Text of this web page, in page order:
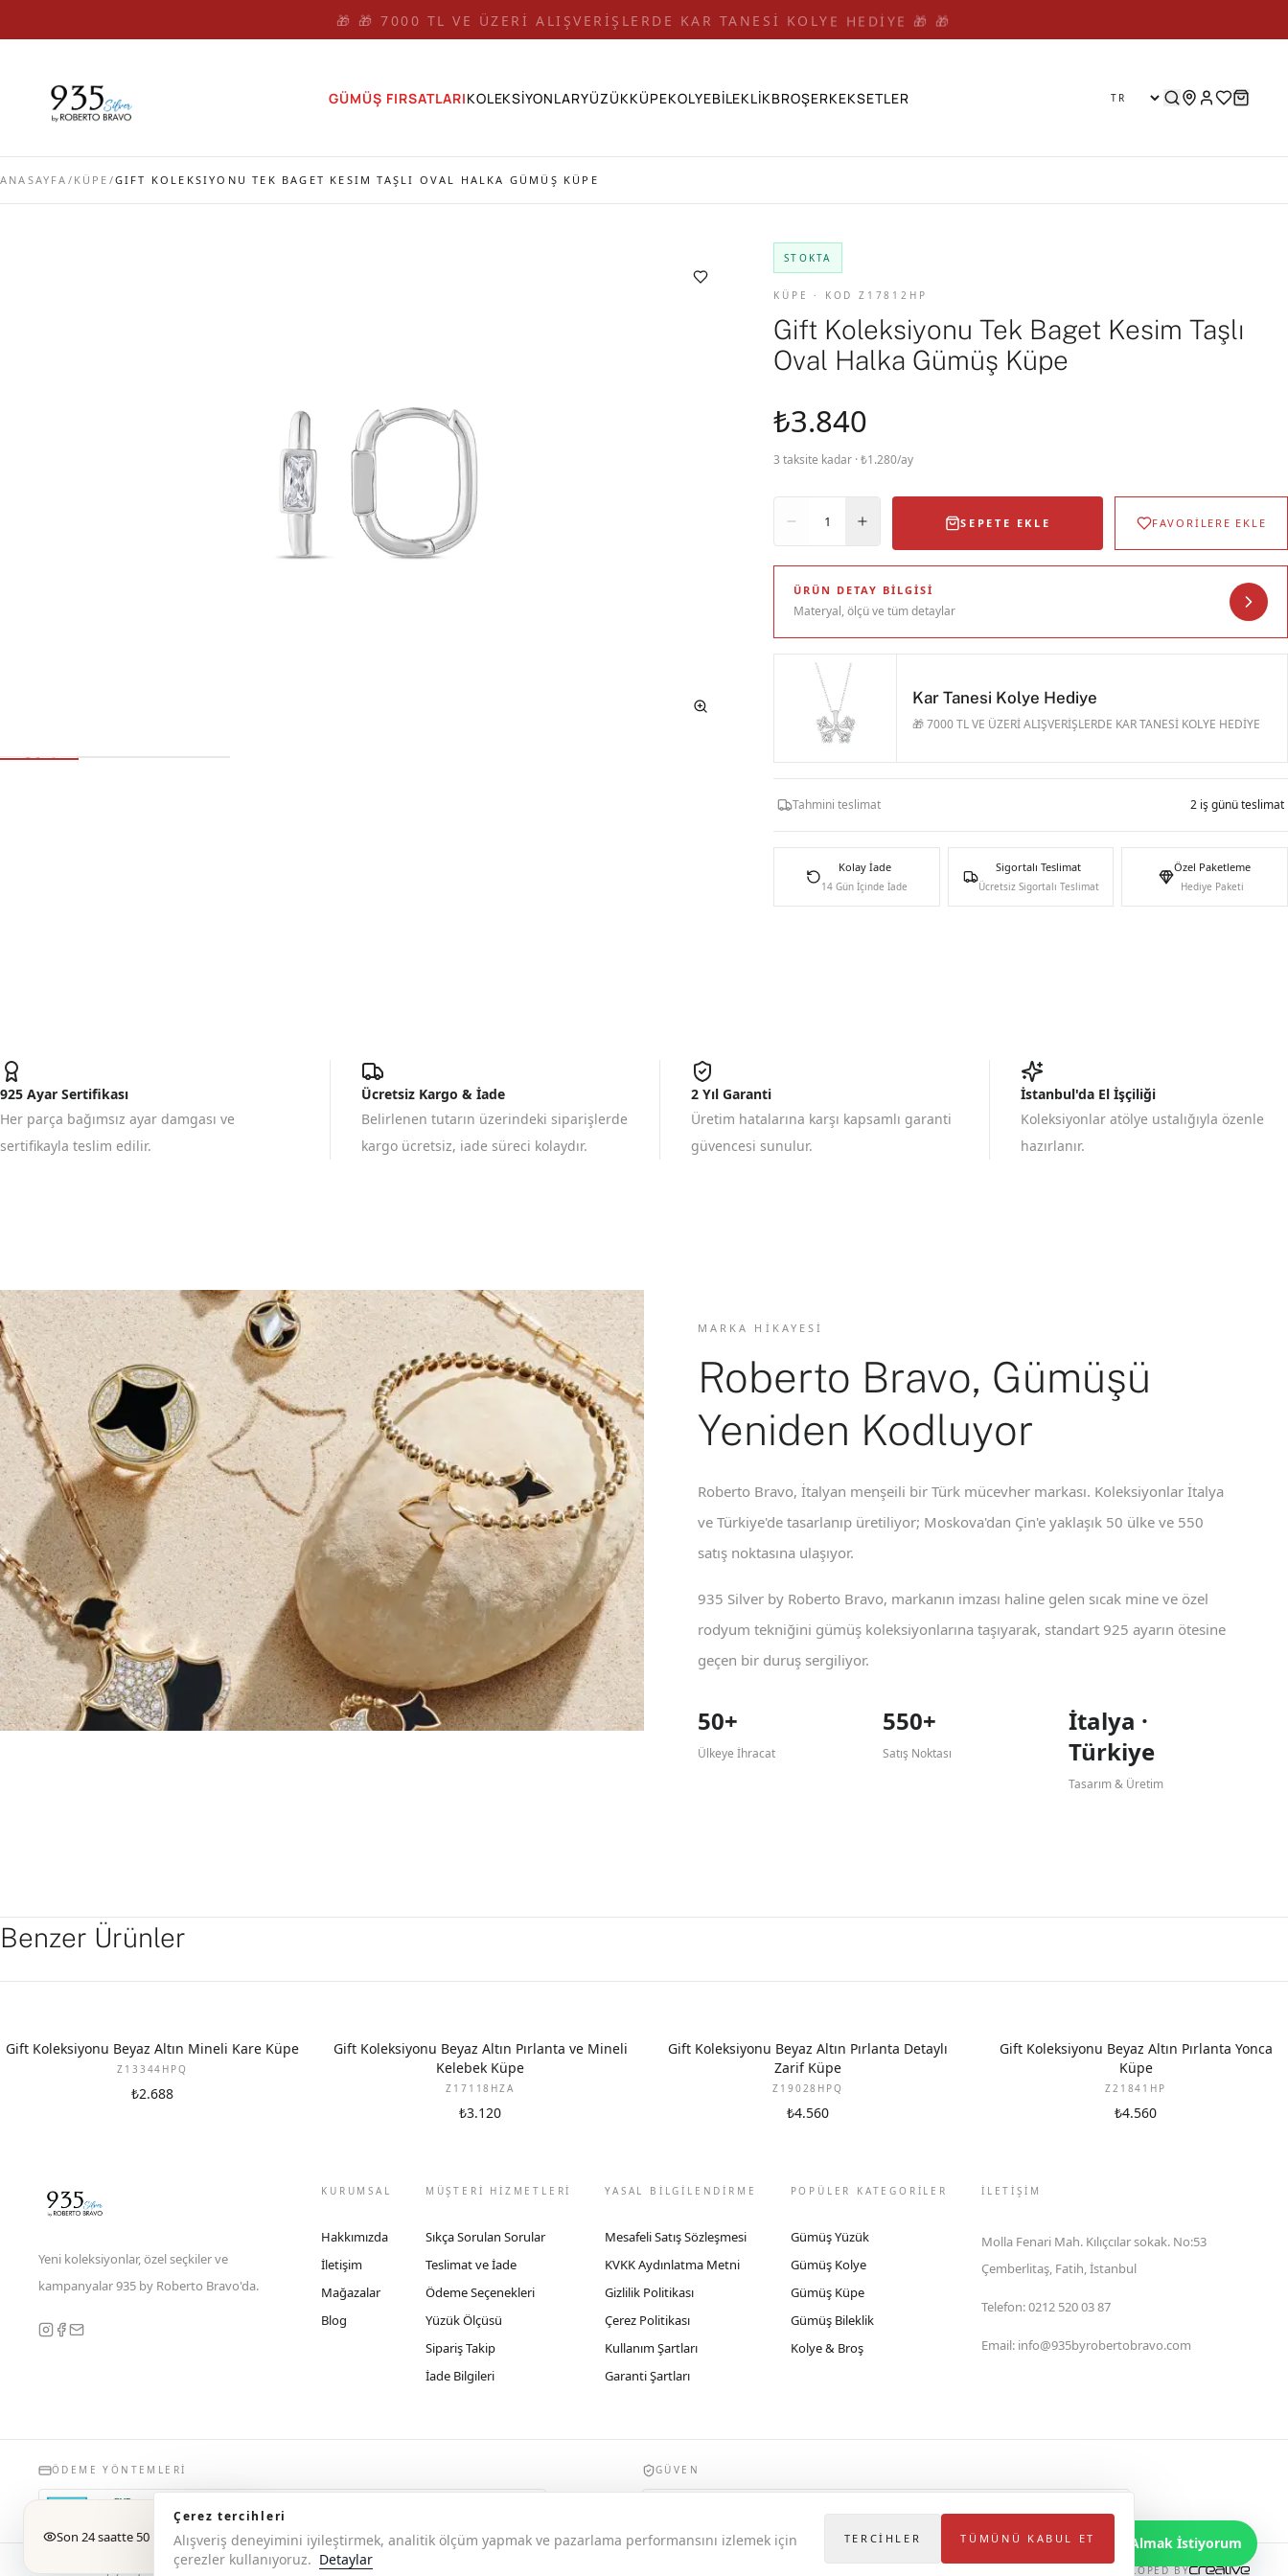
🎁 🎁 7000 TL VE ÜZERİ ALIŞVERİŞLERDE KAR TANESİ KOLYE HEDİYE 🎁 🎁
GÜMÜŞ FIRSATLARIKOLEKSİYONLARYÜZÜKKÜPEKOLYEBİLEKLİKBROŞERKEKSETLER
ANASAYFA / KÜPE /GIFT KOLEKSIYONU TEK BAGET KESIM TAŞLI OVAL HALKA GÜMÜŞ KÜPE
STOKTA
KÜPE · KOD Z17812HP
Gift Koleksiyonu Tek Baget Kesim Taşlı
Oval Halka Gümüş Küpe
Son 24 saatte 50 kişi baktı
₺3.840
3 taksite kadar · ₺1.280/ay
1 SEPETE EKLE FAVORİLERE EKLE
ÜRÜN DETAY BILGISI
Materyal, ölçü ve tüm detaylar
Kar Tanesi Kolye Hediye
🎁 7000 TL VE ÜZERİ ALIŞVERİŞLERDE KAR TANESİ KOLYE HEDİYE
Tahmini teslimat 2 iş günü teslimat
Kolay İade
14 Gün İçinde İade
Sigortalı Teslimat
Ücretsiz Sigortalı Teslimat
Özel Paketleme
Hediye Paketi
925 Ayar Sertifikası
Her parça bağımsız ayar damgası ve
sertifikayla teslim edilir.
Ücretsiz Kargo & İade
Belirlenen tutarın üzerindeki siparişlerde
kargo ücretsiz, iade süreci kolaydır.
2 Yıl Garanti
Üretim hatalarına karşı kapsamlı garanti
güvencesi sunulur.
İstanbul'da El İşçiliği
Koleksiyonlar atölye ustalığıyla özenle
hazırlanır.
MARKA HIKAYESI
Roberto Bravo, Gümüşü
Yeniden Kodluyor
Roberto Bravo, İtalyan menşeili bir Türk mücevher markası. Koleksiyonlar İtalya
ve Türkiye'de tasarlanıp üretiliyor; Moskova'dan Çin'e yaklaşık 50 ülke ve 550
satış noktasına ulaşıyor.
935 Silver by Roberto Bravo, markanın imzası haline gelen sıcak mine ve özel
rodyum tekniğini gümüş koleksiyonlarına taşıyarak, standart 925 ayarın ötesine
geçen bir duruş sergiliyor.
50+
Ülkeye İhracat
550+
Satış Noktası
İtalya ·
Türkiye
Tasarım & Üretim
Benzer Ürünler
YENI
Gift Koleksiyonu Beyaz Altın Mineli Kare Küpe
Z13344HPQ
₺2.688
YENI
Gift Koleksiyonu Beyaz Altın Pırlanta ve Mineli
Kelebek Küpe
Z17118HZA
₺3.120
YENI
Gift Koleksiyonu Beyaz Altın Pırlanta Detaylı
Zarif Küpe
Z19028HPQ
₺4.560
YENI
Gift Koleksiyonu Beyaz Altın Pırlanta Yonca
Küpe
Z21841HP
₺4.560
Yeni koleksiyonlar, özel seçkiler ve
kampanyalar 935 by Roberto Bravo'da.
KURUMSAL
Hakkımızda
İletişim
Mağazalar
Blog
MÜŞTERİ HİZMETLERİ
Sıkça Sorulan Sorular
Teslimat ve İade
Ödeme Seçenekleri
Yüzük Ölçüsü
Sipariş Takip
İade Bilgileri
YASAL BİLGİLENDİRME
Mesafeli Satış Sözleşmesi
KVKK Aydınlatma Metni
Gizlilik Politikası
Çerez Politikası
Kullanım Şartları
Garanti Şartları
POPÜLER KATEGORİLER
Gümüş Yüzük
Gümüş Kolye
Gümüş Küpe
Gümüş Bileklik
Kolye & Broş
İLETIŞIM
Molla Fenari Mah. Kılıçcılar sokak. No:53
Çemberlitaş, Fatih, İstanbul
Telefon:0212 520 03 87
Email: info@935byrobertobravo.com
ÖDEME YÖNTEMLERI GÜVEN
© 2026 Copyright 935 by Roberto Bravo DEVELOPED BY
Bilgi Almak İstiyorum
Çerez tercihleri
Alışveriş deneyimini iyileştirmek, analitik ölçüm yapmak ve pazarlama performansını izlemek için
çerezler kullanıyoruz. Detaylar
TERCIHLER TÜMÜNÜ KABUL ET